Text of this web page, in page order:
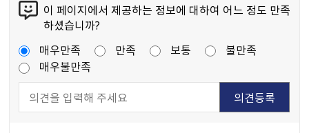
이 페이지에서 제공하는 정보에 대하여 어느 정도 만족
하셨습니까?
매우만족
만족 보통
불만족
매우불만족